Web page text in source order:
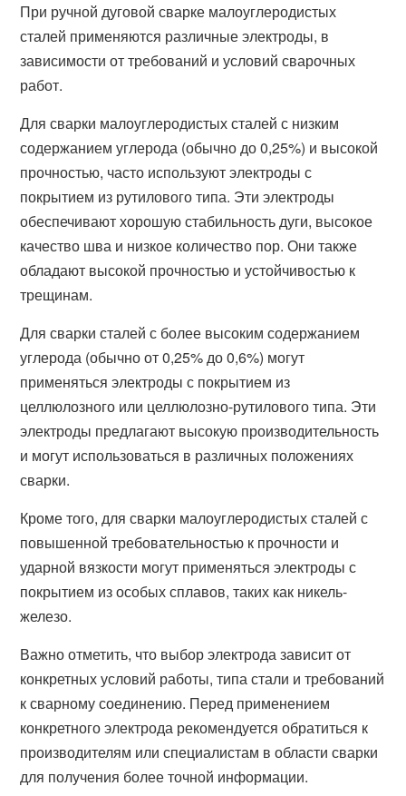
При ручной дуговой сварке малоуглеродистых
сталей применяются различные электроды, в
зависимости от требований и условий сварочных
работ.
Для сварки малоуглеродистых сталей с низким
содержанием углерода (обычно до 0,25%) и высокой
прочностью, часто используют электроды с
покрытием из рутилового типа. Эти электроды
обеспечивают хорошую стабильность дуги, высокое
качество шва и низкое количество пор. Они также
обладают высокой прочностью и устойчивостью к
трещинам.
Для сварки сталей с более высоким содержанием
углерода (обычно от 0,25% до 0,6%) могут
применяться электроды с покрытием из
целлюлозного или целлюлозно-рутилового типа. Эти
электроды предлагают высокую производительность
и могут использоваться в различных положениях
сварки.
Кроме того, для сварки малоуглеродистых сталей с
повышенной требовательностью к прочности и
ударной вязкости могут применяться электроды с
покрытием из особых сплавов, таких как никель-
железо.
Важно отметить, что выбор электрода зависит от
конкретных условий работы, типа стали и требований
к сварному соединению. Перед применением
конкретного электрода рекомендуется обратиться к
производителям или специалистам в области сварки
для получения более точной информации.